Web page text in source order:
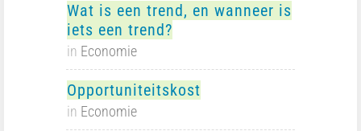
Wat is een trend, en wanneer is
iets een trend?
in Economie
Opportuniteitskost
in Economie